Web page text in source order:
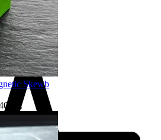
Skewb
kr .